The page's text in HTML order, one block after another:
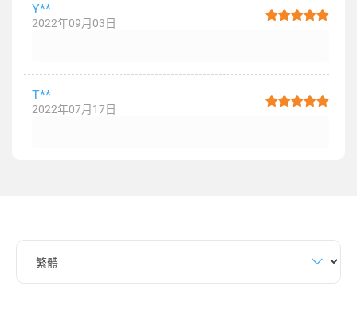
Y**
2022年09月03日
T**
2022年07月17日